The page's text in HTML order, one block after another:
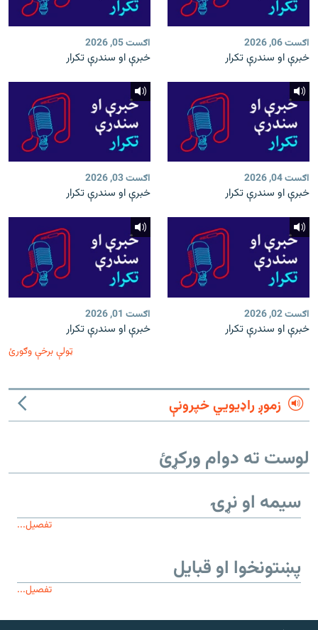
اګست 06, 2026
خبرې او سندرې تکرار
اګست 05, 2026
خبرې او سندرې تکرار
اګست 04, 2026
خبرې او سندرې تکرار
اګست 03, 2026
خبرې او سندرې تکرار
اګست 02, 2026
خبرې او سندرې تکرار
اګست 01, 2026
خبرې او سندرې تکرار
ټولې برخې وګورئ
زموږ راډیويي خپرونې
لوست ته دوام ورکړئ
سیمه او نړۍ
تفصیل...
پښتونخوا او قبایل
تفصیل...